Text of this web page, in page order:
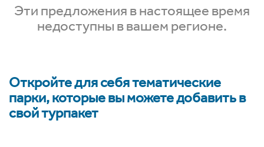
Эти предложения в настоящее время
недоступны в вашем регионе.
Откройте для себя тематические
парки, которые вы можете добавить в
свой турпакет